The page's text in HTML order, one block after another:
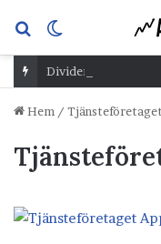
Sök
efterskin
Dividend Overshoot
Hem /